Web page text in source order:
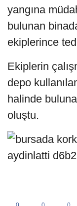
yangına
bulunan
ekiplerince
Ekiplerin
depo
halinde
oluştu.